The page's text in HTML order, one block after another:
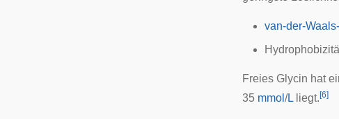
van-der-
Freies Glycin hat
35 mmol /L liegt. [6]